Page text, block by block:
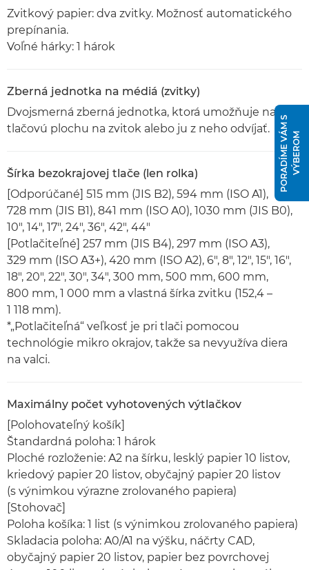
Zvitkový papier: dva zvitky. Možnosť automatického
prepínania.
Voľné hárky: 1 hárok
Zberná jednotka na médiá (zvitky)
Dvojsmerná zberná jednotka, ktorá umožňuje navíjať
tlačovú plochu na zvitok alebo ju z neho odvíjať.
Šírka bezokrajovej tlače (len rolka)
[Odporúčané] 515 mm (JIS B2), 594 mm (ISO A1),
728 mm (JIS B1), 841 mm (ISO A0), 1030 mm (JIS B0),
10", 14", 17", 24", 36", 42", 44"
[Potlačiteľné] 257 mm (JIS B4), 297 mm (ISO A3),
329 mm (ISO A3+), 420 mm (ISO A2), 6", 8", 12", 15", 16",
18", 20", 22", 30", 34", 300 mm, 500 mm, 600 mm,
800 mm, 1 000 mm a vlastná šírka zvitku (152,4 –
1 118 mm).
*„Potlačiteľná“ veľkosť je pri tlači pomocou
technológie mikro okrajov, takže sa nevyužíva diera
na valci.
Maximálny počet vyhotovených výtlačkov
[Polohovateľný košík]
Štandardná poloha: 1 hárok
Ploché rozloženie: A2 na šírku, lesklý papier 10 listov,
kriedový papier 20 listov, obyčajný papier 20 listov
(s výnimkou výrazne zrolovaného papiera)
[Stohovač]
Poloha košíka: 1 list (s výnimkou zrolovaného papiera)
Skladacia poloha: A0/A1 na výšku, náčrty CAD,
obyčajný papier 20 listov, papier bez povrchovej
P
O
R
A
D
Í
M
E
V
Á
M
S
V
Ý
B
E
R
OM